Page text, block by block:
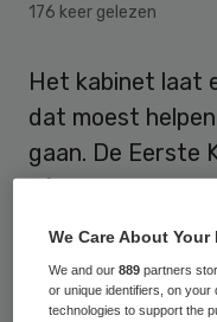
176 keer gelezen
Het kabinet laat
dat moest
gaan. De Eerste
af te keuren
verzekerden in
Minister Bruno
gaat het
We Care About Your
We and our889 partners
or unique identifiers, on
technologies to support the